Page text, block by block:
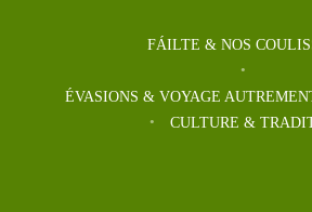
FÁILTE & NOS
ÉVASIONS & VOYAGE
CULTURE &